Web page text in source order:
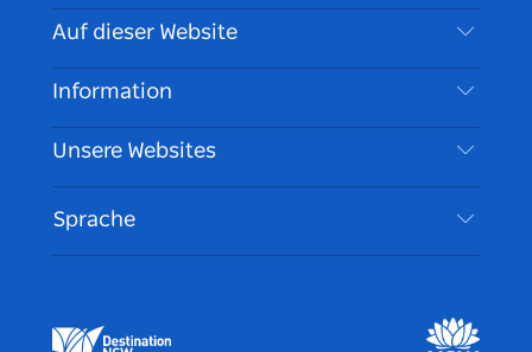
Kontaktieren Sie uns
Haftungsausschluss
Cookie Notice
Auf dieser Website
Reiseziele
Aktivitäten
Veranstaltungen
Unterkunft
Information
Reiseinformationen
Barrierefreies Sydney
Tragen Sie Ihr Unternehmen ein
Unsere Websites
Destination NSW Medienzentrum
Sprache